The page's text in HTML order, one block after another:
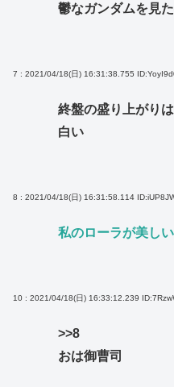
鬱なガンダムを見
7 : 2021/04/18(日) 16:31:38.755
終盤の盛り上がり
白い
8 : 2021/04/18(日) 16:31:58.114
私のローラが美しい
10 : 2021/04/18(日) 16:33:12.239
>>8
おは御曹司